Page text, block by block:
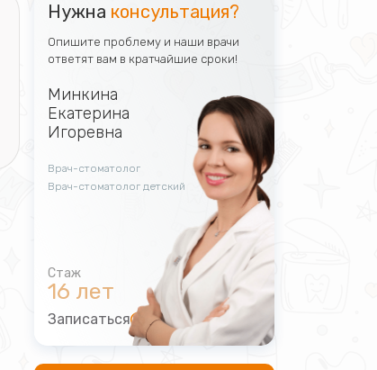
Нужна консультация?
Опишите проблему и наши врачи
ответят вам в кратчайшие сроки!
Минкина
Екатерина
Игоревна
Врач-стоматолог
Врач-стоматолог детский
16 лет
Записаться